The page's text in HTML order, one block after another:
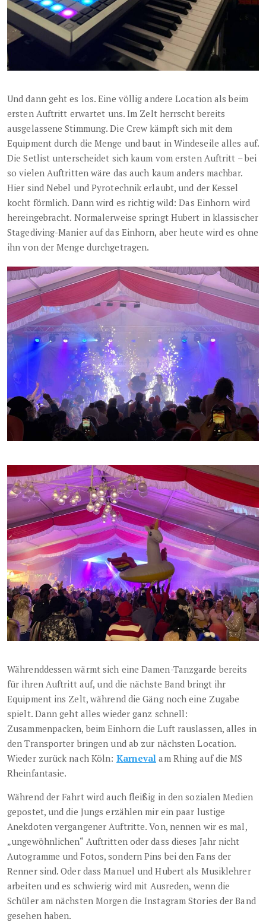
Und dann geht es los. Eine völlig andere Location als beim
ersten Auftritt erwartet uns. Im Zelt herrscht bereits
ausgelassene Stimmung. Die Crew kämpft sich mit dem
Equipment durch die Menge und baut in Windeseile alles auf.
Die Setlist unterscheidet sich kaum vom ersten Auftritt – bei
so vielen Auftritten wäre das auch kaum anders machbar.
Hier sind Nebel und Pyrotechnik erlaubt, und der Kessel
kocht förmlich. Dann wird es richtig wild: Das Einhorn wird
hereingebracht. Normalerweise springt Hubert in klassischer
Stagediving-Manier auf das Einhorn, aber heute wird es ohne
ihn von der Menge durchgetragen.
Währenddessen wärmt sich eine Damen-Tanzgarde bereits
für ihren Auftritt auf, und die nächste Band bringt ihr
Equipment ins Zelt, während die Gäng noch eine Zugabe
spielt. Dann geht alles wieder ganz schnell:
Zusammenpacken, beim Einhorn die Luft rauslassen, alles in
den Transporter bringen und ab zur nächsten Location.
Wieder zurück nach Köln: Karneval am Rhing auf die MS
Rheinfantasie.
Während der Fahrt wird auch fleißig in den sozialen Medien
gepostet, und die Jungs erzählen mir ein paar lustige
Anekdoten vergangener Auftritte. Von, nennen wir es mal,
„ungewöhnlichen“ Auftritten oder dass dieses Jahr nicht
Autogramme und Fotos, sondern Pins bei den Fans der
Renner sind. Oder dass Manuel und Hubert als Musiklehrer
arbeiten und es schwierig wird mit Ausreden, wenn die
Schüler am nächsten Morgen die Instagram Stories der Band
gesehen haben.